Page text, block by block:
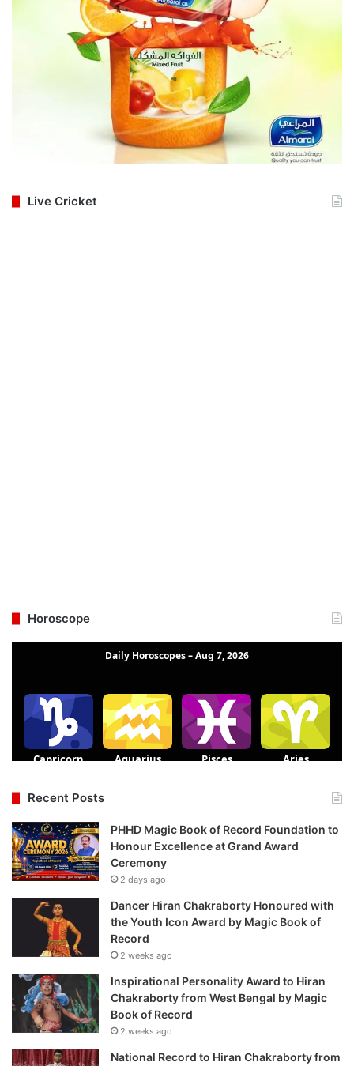
Live Cricket
Horoscope
Recent Posts
PHHD Magic Book of Record Foundation to
Honour Excellence at Grand Award
Ceremony
2 days ago
Dancer Hiran Chakraborty Honoured with
the Youth Icon Award by Magic Book of
Record
2 weeks ago
Inspirational Personality Award to Hiran
Chakraborty from West Bengal by Magic
Book of Record
2 weeks ago
National Record to Hiran Chakraborty from